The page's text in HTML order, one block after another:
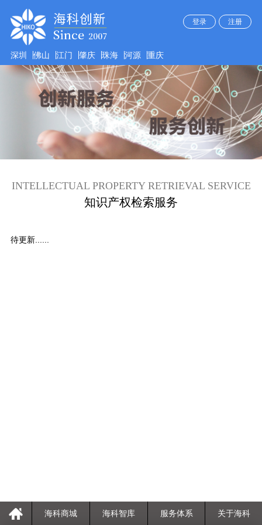
登录 注册
深圳 佛山 江门 肇庆 珠海 河源 重庆
INTELLECTUAL PROPERTY RETRIEVAL SERVICE
知识产权检索服务
待更新......
海科商城 海科智库 服务体系 关于海科